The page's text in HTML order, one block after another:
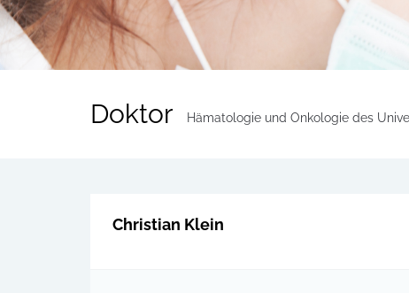
Doktor Hämatologie und Onkologie des
Christian Klein